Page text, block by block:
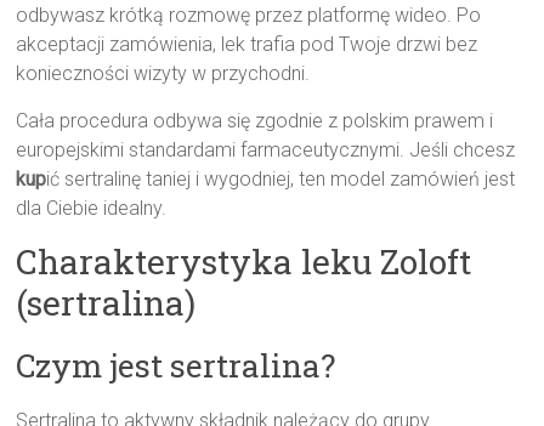
odbywasz krótką rozmowę przez platformę wideo. Po
akceptacji zamówienia, lek trafia pod Twoje drzwi bez
konieczności wizyty w przychodni.
Cała procedura odbywa się zgodnie z polskim prawem i
europejskimi standardami farmaceutycznymi. Jeśli chcesz
kupić sertralinę taniej i wygodniej, ten model zamówień jest
dla Ciebie idealny.
Charakterystyka leku Zoloft
(sertralina)
Czym jest sertralina?
Sertralina to aktywny składnik należący do grupy